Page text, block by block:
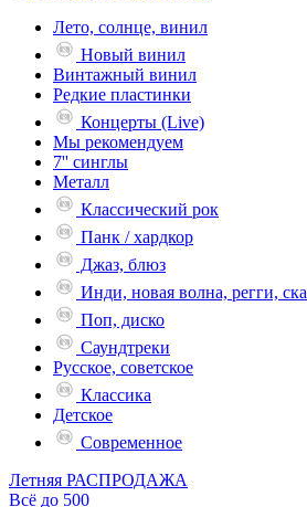
Лето, солнце, винил
Новый винил
Винтажный винил
Редкие пластинки
Концерты (Live)
Мы рекомендуем
7'' синглы
Металл
Классический рок
Панк / хардкор
Джаз, блюз
Инди, новая волна, регги, ска
Поп, диско
Саундтреки
Русское, советское
Классика
Детское
Современное
Летняя РАСПРОДАЖА
Всё до 500